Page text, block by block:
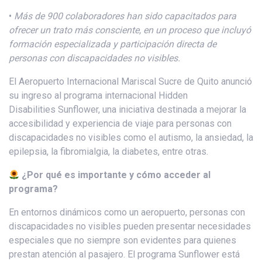
• Más de 900 colaboradores han sido capacitados para
ofrecer un trato más consciente, en un proceso que incluyó
formación especializada y participación directa de
personas con discapacidades no visibles.
El Aeropuerto Internacional Mariscal Sucre de Quito anunció
su ingreso al programa internacional Hidden
Disabilities Sunflower, una iniciativa destinada a mejorar la
accesibilidad y experiencia de viaje para personas con
discapacidades no visibles como el autismo, la ansiedad, la
epilepsia, la fibromialgia, la diabetes, entre otras.
¿Por qué es importante y cómo acceder al
programa?
En entornos dinámicos como un aeropuerto, personas con
discapacidades no visibles pueden presentar necesidades
especiales que no siempre son evidentes para quienes
prestan atención al pasajero. El programa Sunflower está